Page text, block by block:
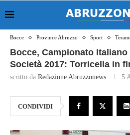
Bocce Province Abruzzo Sport
Bocce, Campionato
Società 2017: Torricella in
scritto da Redazione Abruzzonews 5
CONDIVIDI